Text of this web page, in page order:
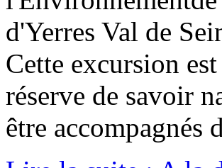
d'Yerres Val de
Cette excursion
réserve de savoir
être accompagnés